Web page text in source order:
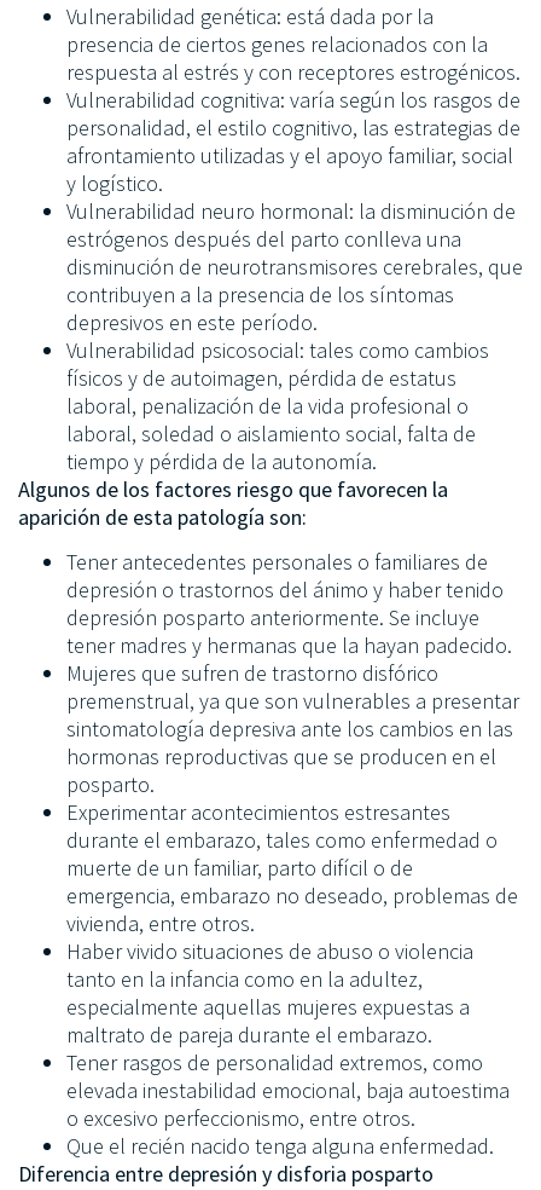
Vulnerabilidad genética: está dada por la
presencia de ciertos genes relacionados con la
respuesta al estrés y con receptores estrogénicos.
Vulnerabilidad cognitiva: varía según los rasgos de
personalidad, el estilo cognitivo, las estrategias de
afrontamiento utilizadas y el apoyo familiar, social
y logístico.
Vulnerabilidad neuro hormonal: la disminución de
estrógenos después del parto conlleva una
disminución de neurotransmisores cerebrales, que
contribuyen a la presencia de los síntomas
depresivos en este período.
Vulnerabilidad psicosocial: tales como cambios
físicos y de autoimagen, pérdida de estatus
laboral, penalización de la vida profesional o
laboral, soledad o aislamiento social, falta de
tiempo y pérdida de la autonomía.
Algunos de los factores riesgo que favorecen la
aparición de esta patología son:
Tener antecedentes personales o familiares de
depresión o trastornos del ánimo y haber tenido
depresión posparto anteriormente. Se incluye
tener madres y hermanas que la hayan padecido.
Mujeres que sufren de trastorno disfórico
premenstrual, ya que son vulnerables a presentar
sintomatología depresiva ante los cambios en las
hormonas reproductivas que se producen en el
posparto.
Experimentar acontecimientos estresantes
durante el embarazo, tales como enfermedad o
muerte de un familiar, parto difícil o de
emergencia, embarazo no deseado, problemas de
vivienda, entre otros.
Haber vivido situaciones de abuso o violencia
tanto en la infancia como en la adultez,
especialmente aquellas mujeres expuestas a
maltrato de pareja durante el embarazo.
Tener rasgos de personalidad extremos, como
elevada inestabilidad emocional, baja autoestima
o excesivo perfeccionismo, entre otros.
Que el recién nacido tenga alguna enfermedad.
Diferencia entre depresión y disforia posparto